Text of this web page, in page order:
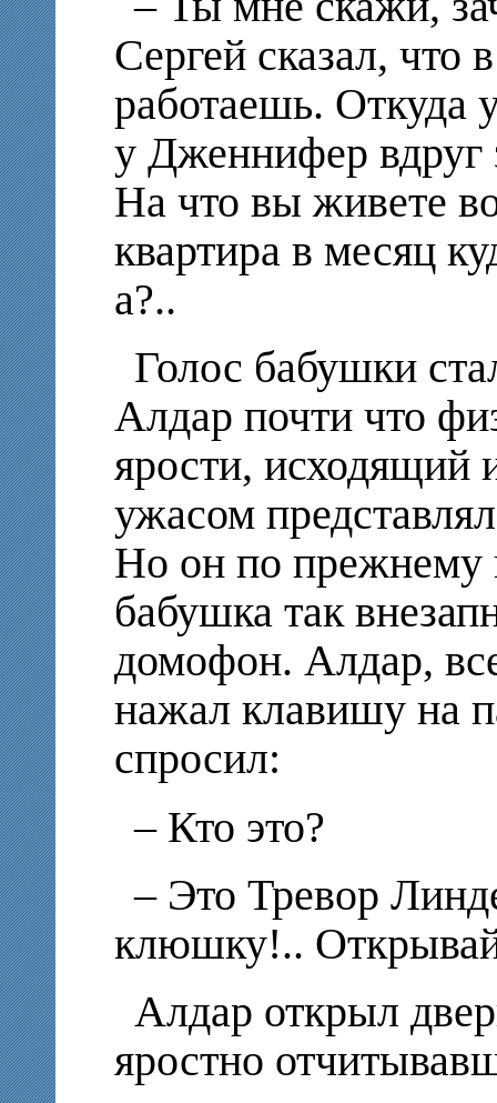
Сергей сказал, что
работаешь. Откуда
у Дженнифер вдруг
На что вы живете
квартира в месяц
а?..
Голос бабушки
Алдар почти что
ярости, исходящий
ужасом
Но он по прежнему
бабушка так
домофон. Алдар,
нажал клавишу на
спросил:
– Кто это?
– Это Тревор
клюшку!..
Алдар открыл
яростно